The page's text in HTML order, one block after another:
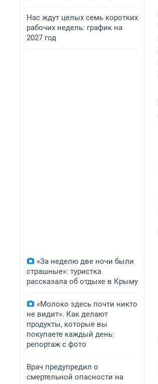
Нас ждут целых семь коротких
рабочих недель: график на
2027 год
«За неделю две ночи были
страшные»: туристка
рассказала об отдыхе в Крыму
«Молоко здесь почти никто
не видит». Как делают
продукты, которые вы
покупаете каждый день:
репортаж с фото
Врач предупредил о
смертельной опасности на